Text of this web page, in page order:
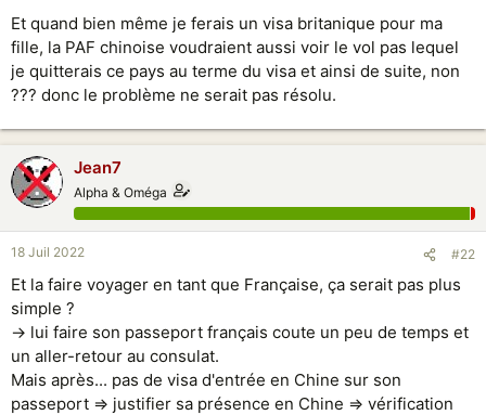
Et quand bien même je ferais un visa britanique pour ma
fille, la PAF chinoise voudraient aussi voir le vol pas lequel
je quitterais ce pays au terme du visa et ainsi de suite, non
??? donc le problème ne serait pas résolu.
Jean7
Alpha & Oméga
18 Juil 2022 #22
Et la faire voyager en tant que Française, ça serait pas plus
simple ?
-> lui faire son passeport français coute un peu de temps et
un aller-retour au consulat.
Mais après... pas de visa d'entrée en Chine sur son
passeport => justifier sa présence en Chine => vérification